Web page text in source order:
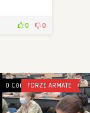
0 0
0 CommentsFORZE ARMATE